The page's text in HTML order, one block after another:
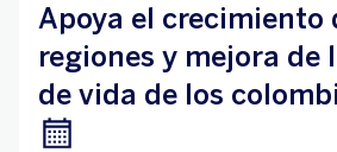
Apoya el crecimiento
regiones y mejora de
de vida de los